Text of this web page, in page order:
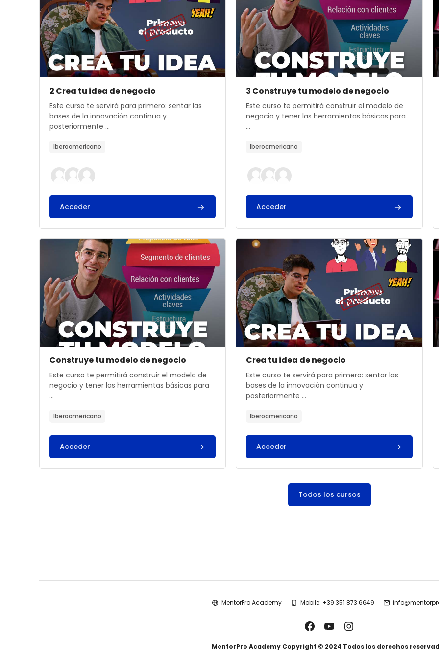
Archivos del resumen del curso
Nombre del curso
2 Crea tu idea de negocio
Texto del resumen del curso:
Este curso te servirá para primero: sentar las
bases de la innovación continua y
posteriormente ...
Iberoamericano
Acceder
Archivos del resumen del curso
Nombre del curso
3 Construye tu modelo de negocio
Texto del resumen del curso:
Este curso te permitirá construir el modelo de
negocio y tener las herramientas básicas para
...
Iberoamericano
Acceder
Archivos del resumen del curso" Construye tu modelo de negocio
Archivos del resumen del curso
Nombre del curso
Construye tu modelo de negocio
Texto del resumen del curso:
Este curso te permitirá construir el modelo de
negocio y tener las herramientas básicas para
...
Iberoamericano
Acceder
Archivos del resumen del curso" Crea tu idea de
Archivos del resumen del curso
Nombre del curso
Crea tu idea de negocio
Texto del resumen del curso:
Este curso te servirá para primero: sentar las
bases de la innovación continua y
posteriormente ...
Iberoamericano
Acceder
Todos los cursos
MentorPro Academy Mobile: +39 351 873 6649
MentorPro Academy Copyright © 2024 Todos los derechos